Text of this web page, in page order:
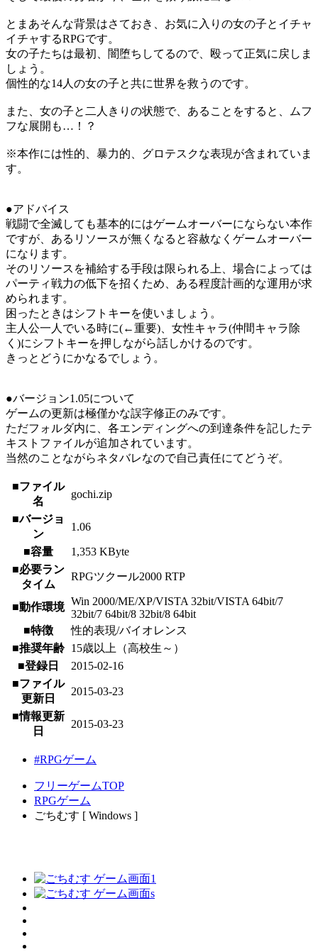
とまあそんな背景はさておき、お気に入りの女の子とイチャ
イチャするRPGです。
女の子たちは最初、闇堕ちしてるので、殴って正気に戻しま
しょう。
個性的な14人の女の子と共に世界を救うのです。
また、女の子と二人きりの状態で、あることをすると、ムフ
フな展開も…！？
※本作には性的、暴力的、グロテスクな表現が含まれていま
す。
●アドバイス
戦闘で全滅しても基本的にはゲームオーバーにならない本作
ですが、あるリソースが無くなると容赦なくゲームオーバー
になります。
そのリソースを補給する手段は限られる上、場合によっては
パーティ戦力の低下を招くため、ある程度計画的な運用が求
められます。
困ったときはシフトキーを使いましょう。
主人公一人でいる時に(←重要)、女性キャラ(仲間キャラ除
く)にシフトキーを押しながら話しかけるのです。
きっとどうにかなるでしょう。
●バージョン1.05について
ゲームの更新は極僅かな誤字修正のみです。
ただフォルダ内に、各エンディングへの到達条件を記したテ
キストファイルが追加されています。
当然のことながらネタバレなので自己責任にてどうぞ。
■ファイル
名
gochi.zip
■バージョ
ン
1.06
■容量
1,353 KByte
■必要ラン
タイム
RPGツクール2000 RTP
■動作環境 Win 2000/ME/XP/VISTA 32bit/VISTA 64bit/7
32bit/7 64bit/8 32bit/8 64bit
■特徴
性的表現/バイオレンス
■推奨年齢
15歳以上（高校生～）
■登録日
2015-02-16
■ファイル
更新日
2015-03-23
■情報更新
日
2015-03-23
#RPGゲーム
フリーゲームTOP
RPGゲーム
ごちむす [ Windows ]